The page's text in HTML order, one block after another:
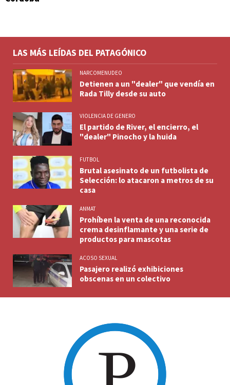
LAS MÁS LEÍDAS DEL PATAGÓNICO
NARCOMENUDEO
Detienen a un "dealer" que vendía en
Rada Tilly desde su auto
VIOLENCIA DE GENERO
El partido de River, el encierro, el
"dealer" Pinocho y la huida
FUTBOL
Brutal asesinato de un futbolista de
Selección: lo atacaron a metros de su
casa
ANMAT
Prohíben la venta de una reconocida
crema desinflamante y una serie de
productos para mascotas
ACOSO SEXUAL
Pasajero realizó exhibiciones
obscenas en un colectivo